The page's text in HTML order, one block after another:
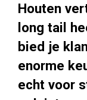
Houten
long tail
bied je
enorme
echt voor